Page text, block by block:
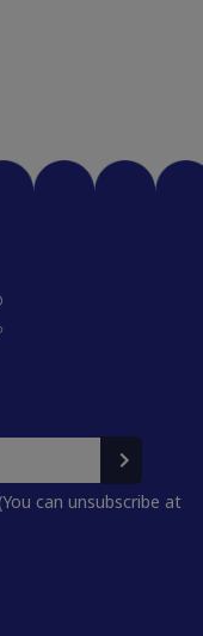
can unsubscribe at